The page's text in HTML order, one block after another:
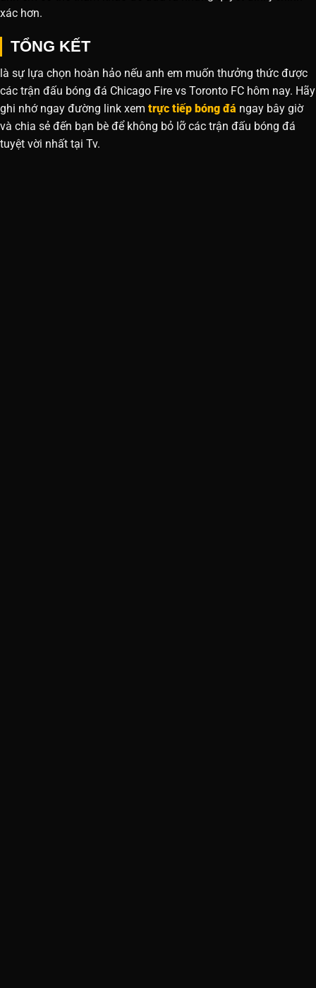
xác hơn.
TỔNG KẾT
là sự lựa chọn hoàn hảo nếu anh em muốn thưởng thức được
các trận đấu bóng đá Chicago Fire vs Toronto FC hôm nay. Hãy
ghi nhớ ngay đường link xem trực tiếp bóng đá ngay bây giờ
và chia sẻ đến bạn bè để không bỏ lỡ các trận đấu bóng đá
tuyệt vời nhất tại Tv.